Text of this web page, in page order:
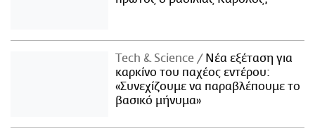
Τech & Science
Νέα εξέταση για
καρκίνο του παχέος εντέρου:
«Συνεχίζουμε να παραβλέπουμε το
βασικό μήνυμα»